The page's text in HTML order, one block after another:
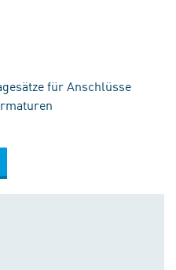
für Anschlüsse